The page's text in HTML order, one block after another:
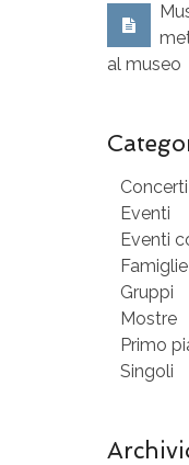
al museo
Concerti
Eventi
Eventi
Famiglie
Gruppi
Mostre
Primo
Singoli